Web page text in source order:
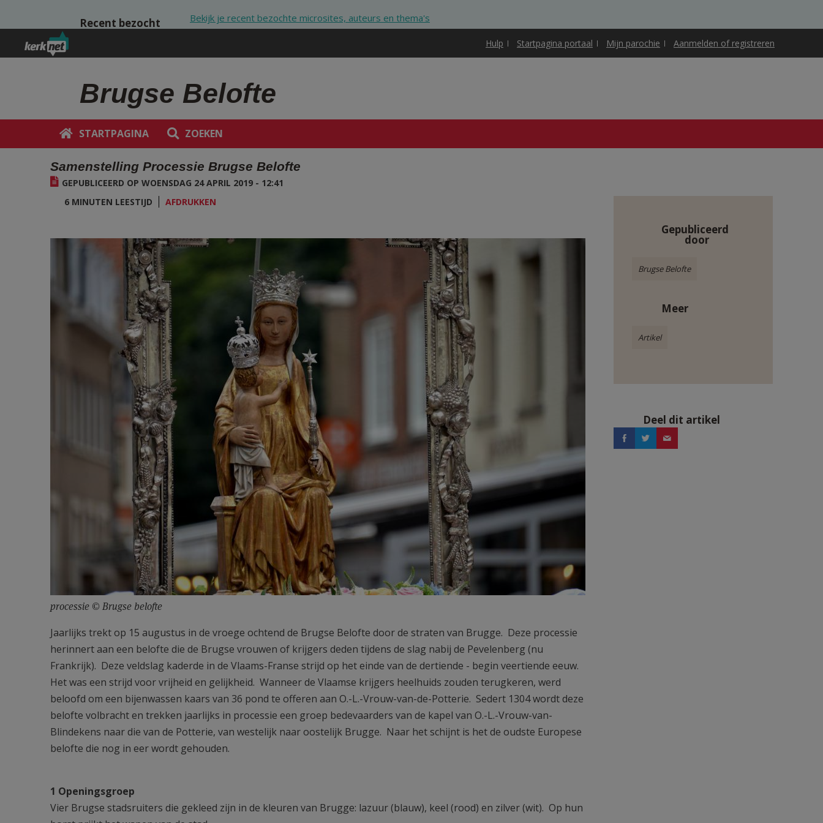
Recent bezocht Bekijk je recent bezochte microsites, auteurs en thema's
Hulp Startpagina portaal Mijn parochie Aanmelden of registreren
Brugse Belofte
STARTPAGINA ZOEKEN
Samenstelling Processie Brugse Belofte
GEPUBLICEERD OP WOENSDAG 24 APRIL 2019 - 12:41
6 MINUTEN LEESTIJD
AFDRUKKEN
processie © Brugse belofte
Jaarlijks trekt op 15 augustus in de vroege ochtend de Brugse Belofte door de straten van Brugge. Deze processie
herinnert aan een belofte die de Brugse vrouwen of krijgers deden tijdens de slag nabij de Pevelenberg (nu
Frankrijk). Deze veldslag kaderde in de Vlaams-Franse strijd op het einde van de dertiende - begin veertiende eeuw.
Het was een strijd voor vrijheid en gelijkheid. Wanneer de Vlaamse krijgers heelhuids zouden terugkeren, werd
beloofd om een bijenwassen kaars van 36 pond te offeren aan O.-L.-Vrouw-van-de-Potterie. Sedert 1304 wordt deze
belofte volbracht en trekken jaarlijks in processie een groep bedevaarders van de kapel van O.-L.-Vrouw-van-
Blindekens naar die van de Potterie, van westelijk naar oostelijk Brugge. Naar het schijnt is het de oudste Europese
belofte die nog in eer wordt gehouden.
1 Openingsgroep
Vier Brugse stadsruiters die gekleed zijn in de kleuren van Brugge: lazuur (blauw), keel (rood) en zilver (wit). Op hun
Gepubliceerd
door
Brugse Belofte
Meer
Artikel
Deel dit artikel